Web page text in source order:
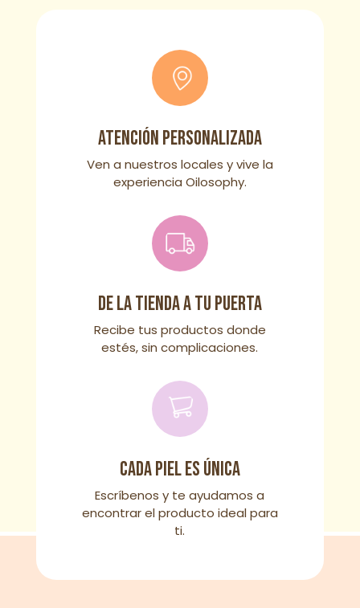
Atención personalizada
Ven a nuestros locales y vive la
experiencia Oilosophy.
De la tienda a tu puerta
Recibe tus productos donde
estés, sin complicaciones.
Cada piel es única
Escríbenos y te ayudamos a
encontrar el producto ideal para
ti.